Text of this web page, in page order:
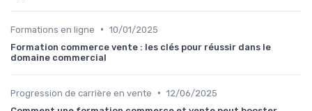
Formations en ligne • 10/01/2025
Formation commerce vente : les clés pour réussir dans le
domaine commercial
Progression de carrière en vente • 12/06/2025